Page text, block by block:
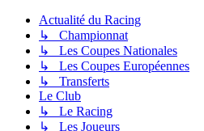
Actualité du Racing
↳ Championnat
↳ Les Coupes Nationales
↳ Les Coupes Européennes
↳ Transferts
Le Club
↳ Le Racing
↳ Les Joueurs